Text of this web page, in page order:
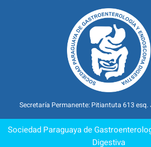
Secretaría Permanente: Pitiantuta 613 esq.
Sociedad Paraguaya de
Digestiva